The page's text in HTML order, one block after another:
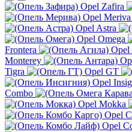
Opel Zafira
Opel Meriva
Opel Astra
Opel Omega
Frontera
Opel
Monterey
Tigra
Opel GT
Opel
Combo
Opel Mokka
Opel
Opel